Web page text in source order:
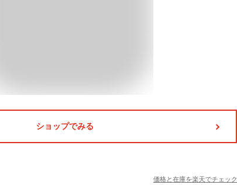
ショップでみる
価格と在庫を楽天でチェック